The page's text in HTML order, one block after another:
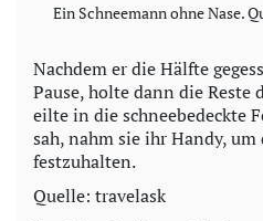
Ein Schneemann ohne Nase.
Nachdem er die Hälfte
Pause, holte dann die Reste
eilte in die schneebedeckte
sah, nahm sie ihr Handy,
festzuhalten.
Quelle: travelask